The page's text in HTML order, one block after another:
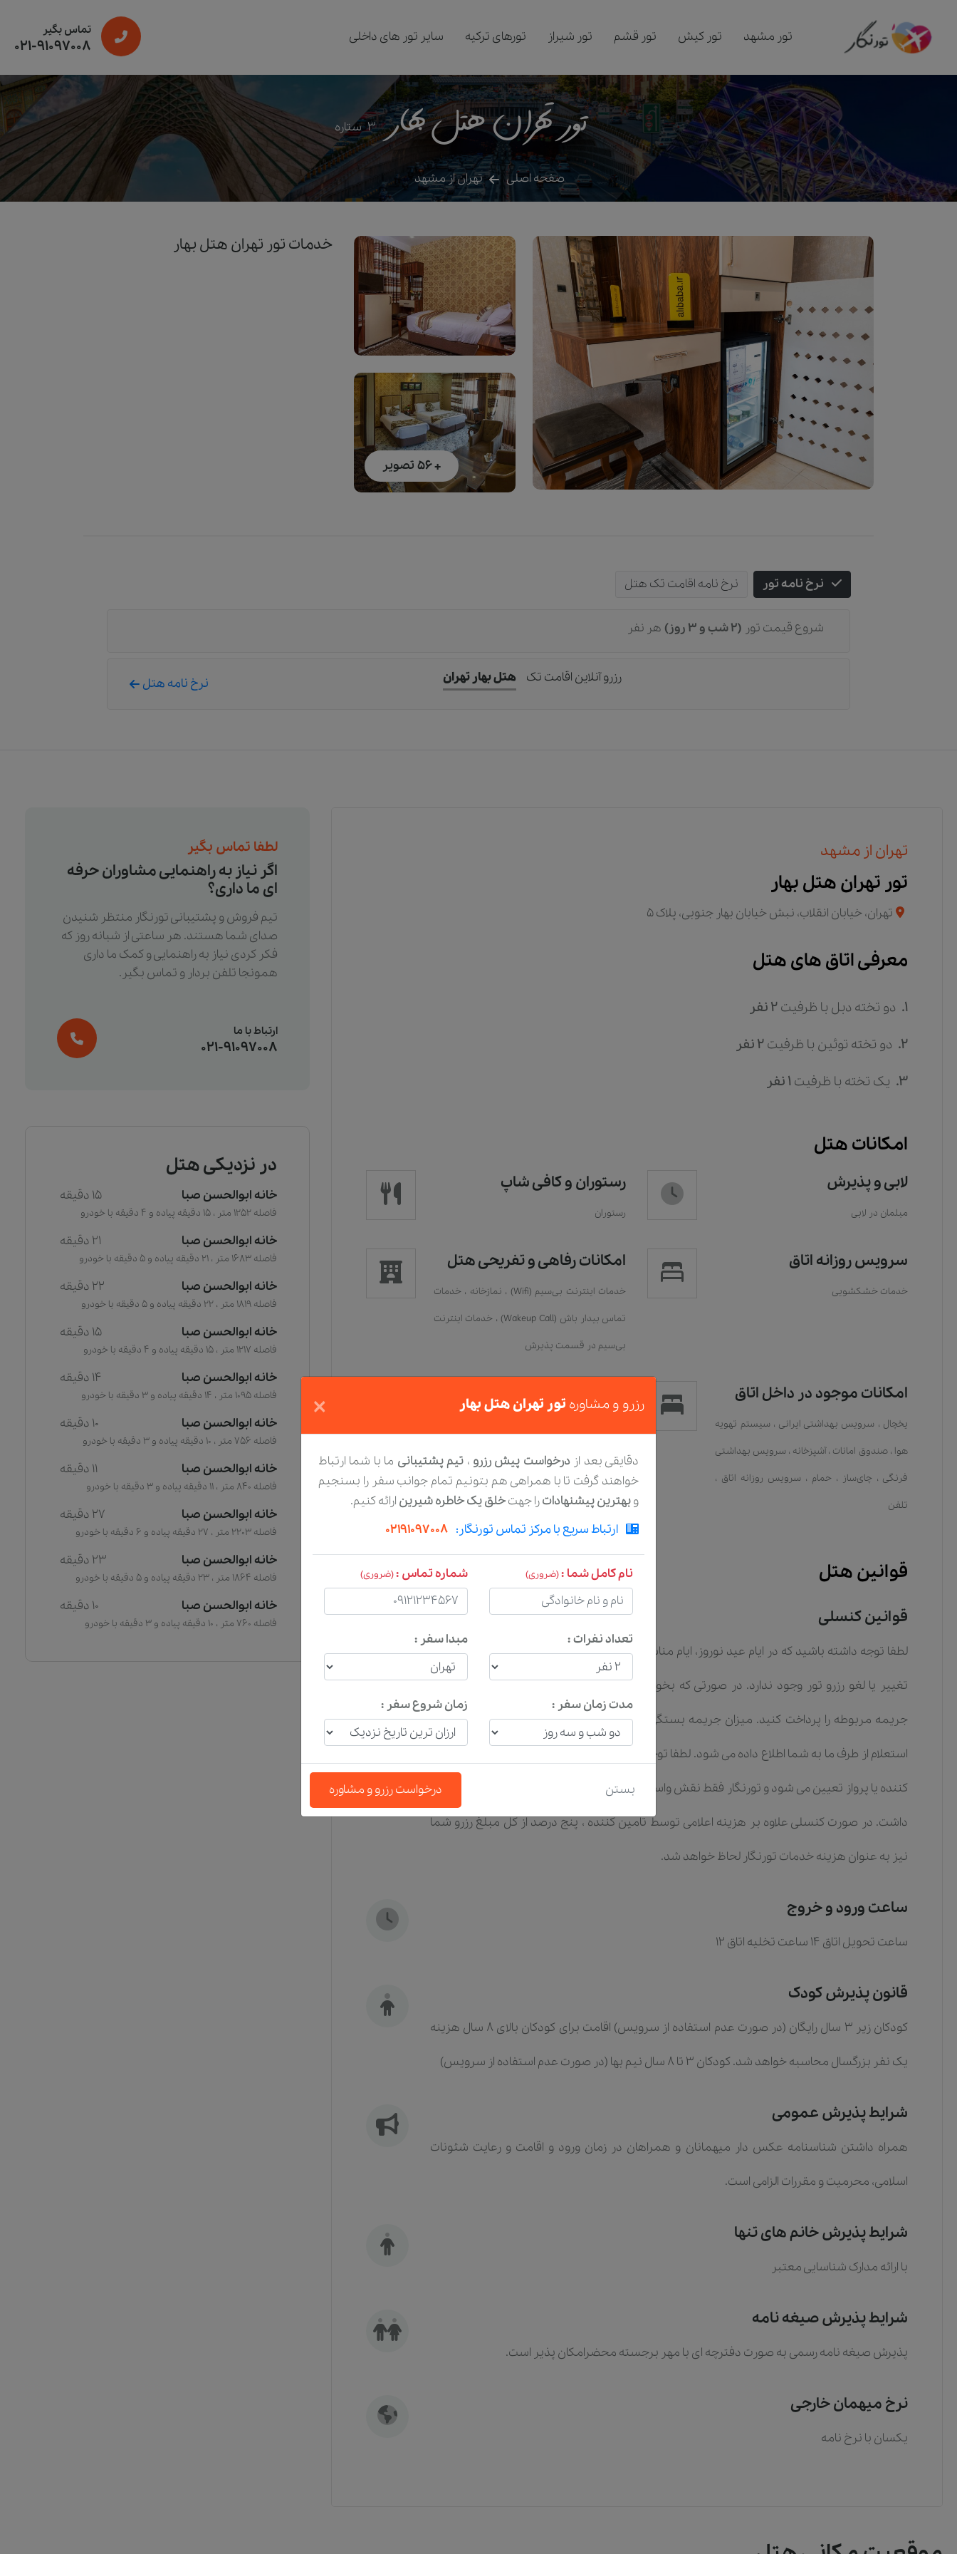
تور مشهد تور کیش تور قشم تور شیراز تورهای ترکیه سایر تور های داخلی تماس بگیر
021-91097008
تور تهران هتل بهار 3 ستاره
صفحه اصلی تهران از مشهد
خدمات تور تهران هتل بهار
+ 56 تصویر
نرخ نامه تور نرخ نامه اقامت تک هتل
شروع قیمت تور (2 شب و 3 روز) هر نفر
رزرو آنلاین اقامت تک هتل بهار تهران نرخ نامه هتل
تهران از مشهد
تور تهران هتل بهار
تهران، خیابان انقلاب، نبش خیابان بهار جنوبی، پلاک 5
معرفی اتاق های هتل
1. دو تخته دبل با ظرفیت2نفر
2. دو تخته توئین با ظرفیت2نفر
3. یک تخته با ظرفیت1نفر
امکانات هتل
لابی و پذیرش
مبلمان در لابی
رستوران و کافی شاپ
رستوران
سرویس روزانه اتاق
خدمات خشکشویی
امکانات رفاهی و تفریحی هتل
خدمات اينترنت بی‌سیم (Wifi) ، نمازخانه ، خدمات
تماس بیدار باش (Wakeup Call)
، خدمات اينترنت
بی‌سیم در قسمت پذیرش
امکانات موجود در داخل اتاق
یخچال ، سرویس بهداشتی ایرانی ، سیستم تهویه
هوا ، صندوق امانات ، آشپزخانه ، سرویس بهداشتی
فرنگی ، چای‌ساز ، حمام ، سرویس روزانه اتاق ،
تلفن
قوانین هتل
قوانین کنسلی
لطفا توجه داشته باشید که در ایام عید نوروز، ایام مناسبتی، تعطیلات رسمی و زمان های شلوغ، امکان
تغییر یا لغو رزرو تور وجود ندارد. در صورتی که بخواهید رزرواسیون خود را کنسل کنید، باید مبلغ
جریمه مربوطه را پرداخت کنید. میزان جریمه بستگی به تاریخ و نوع رزرواسیون شما دارد و پس از
استعلام از طرف ما به شما اطلاع داده می شود. لطفا توجه داشته باشید که قوانین و جرایم توسط تامین
کننده یا پرواز تعیین می شود و تورنگار فقط نقش واسطه را دارد و هیچگونه مسئولیت قانونی نخواهد
داشت. در صورت کنسلی علاوه بر هزینه اعلامی توسط تامین کننده ، پنج درصد از کل مبلغ رزرو شما
نیز به عنوان هزینه خدمات تورنگار لحاظ خواهد شد.
ساعت ورود و خروج
ساعت تحویل اتاق 14 ساعت تخلیه اتاق 12
قانون پذیرش کودک
کودکان زیر 3 سال رایگان (در صورت عدم استفاده از سرویس) اقامت برای کودکان بالای 8 سال هزینه
یک نفر بزرگسال محاسبه خواهد شد. کودکان 3 تا 8 سال نیم بها (در صورت عدم استفاده از سرویس)
شرایط پذیرش عمومی
همراه داشتن شناسنامه عکس دار میهمانان و همراهان در زمان ورود و اقامت و رعایت شئونات
اسلامی، محرمیت و مقررات الزامی است.
شرایط پذیرش خانم های تنها
با ارائه مدارک شناسایی معتبر
شرایط پذیرش صیغه نامه
پذیرش صیغه نامه رسمی به صورت دفترچه ای با مهر برجسته محضرامکان پذیر است.
نرخ میهمان خارجی
یکسان با نرخ نامه
لطفا تماس بگیر
اگر نیاز به راهنمایی مشاوران حرفه
ای ما داری؟
تیم فروش و پشتیبانی تورنگار منتظر شنیدن
صدای شما هستند. هر ساعتی از شبانه روز که
فکر کردی نیاز به راهنمایی و کمک ما داری
همونجا تلفن بردار و تماس بگیر.
ارتباط با ما
021-91097008
در نزدیکی هتل
خانه ابوالحسن صبا 15 دقیقه
فاصله 1252 متر ، 15 دقیقه پیاده و 4 دقیقه با خودرو
خانه ابوالحسن صبا 21 دقیقه
فاصله 1683 متر ، 21 دقیقه پیاده و 5 دقیقه با خودرو
خانه ابوالحسن صبا 22 دقیقه
فاصله 1819 متر ، 22 دقیقه پیاده و 5 دقیقه با خودرو
خانه ابوالحسن صبا 15 دقیقه
فاصله 1217 متر ، 15 دقیقه پیاده و 4 دقیقه با خودرو
خانه ابوالحسن صبا 14 دقیقه
فاصله 1095 متر ، 14 دقیقه پیاده و 3 دقیقه با خودرو
خانه ابوالحسن صبا 10 دقیقه
فاصله 756 متر ، 10 دقیقه پیاده و 3 دقیقه با خودرو
خانه ابوالحسن صبا 11 دقیقه
فاصله 840 متر ، 11 دقیقه پیاده و 3 دقیقه با خودرو
خانه ابوالحسن صبا 27 دقیقه
فاصله 2203 متر ، 27 دقیقه پیاده و 6 دقیقه با خودرو
خانه ابوالحسن صبا 23 دقیقه
فاصله 1864 متر ، 23 دقیقه پیاده و 5 دقیقه با خودرو
خانه ابوالحسن صبا 10 دقیقه
فاصله 760 متر ، 10 دقیقه پیاده و 3 دقیقه با خودرو
رزرو و مشاوره تور تهران هتل بهار ×
دقایقی بعد از درخواست پیش رزرو ، تیم پشتیبانی ما با شما ارتباط
خواهند گرفت تا با همراهی هم بتونیم تمام جوانب سفر را بسنجیم
وبهترین پیشنهاداترا جهتخلق یک خاطره شیرین ارائه کنیم.
ارتباط سریع با مرکز تماس تورنگار: 02191097008
نام کامل شما :(ضروری) شماره تماس :(ضروری)
تعداد نفرات : مبدا سفر :
مدت زمان سفر : زمان شروع سفر :
بستن درخواست رزرو و مشاوره